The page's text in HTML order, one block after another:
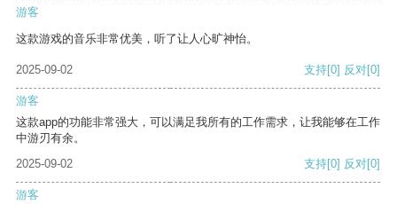
游客
这款游戏的音乐非常优美，听了让人心旷神怡。
2025-09-02 支持[0] 反对[0]
游客
这款app的功能非常强大，可以满足我所有的工作需求，让我能够在工作
中游刃有余。
2025-09-02
支持[0] 反对[0]
游客